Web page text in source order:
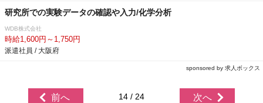
研究所での実験データの確認や入力/化学分析
WDB株式会社
時給1,600円～1,750円
派遣社員 / 大阪府
sponsored by 求人ボックス
前へ 14 / 24 次へ